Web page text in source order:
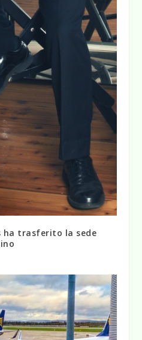
ha trasferito la sede